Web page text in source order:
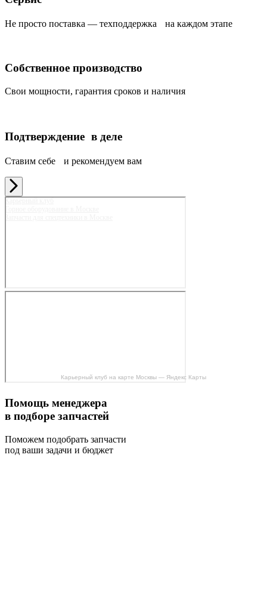
Не просто поставка — техподдержка на каждом этапе
Собственное производство
Свои мощности, гарантия сроков и наличия
Подтверждение в деле
Ставим себе и рекомендуем вам
Карьерный клуб на карте Москвы — Яндекс Карты
Помощь менеджера
в подборе запчастей
Поможем подобрать запчасти
под ваши задачи и бюджет